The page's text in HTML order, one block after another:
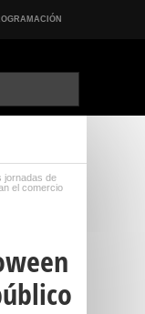
jornadas de
el comercio